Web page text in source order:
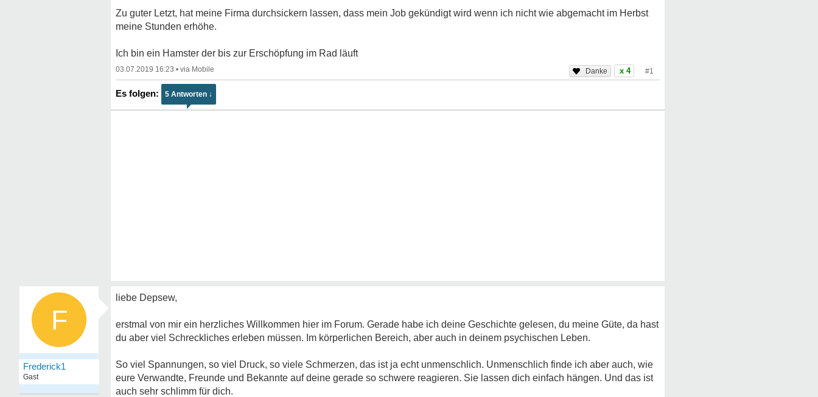
Zu guter Letzt, hat meine Firma durchsickern lassen, dass mein Job gekündigt wird wenn ich nicht wie abgemacht im Herbst
meine Stunden erhöhe.
Ich bin ein Hamster der bis zur Erschöpfung im Rad läuft
03.07.2019 16:23 • x 4 #1
5 Antworten ↓
F
Frederick1
Gast
liebe Depsew,
erstmal von mir ein herzliches Willkommen hier im Forum. Gerade habe ich deine Geschichte gelesen, du meine Güte, da hast
du aber viel Schreckliches erleben müssen. Im körperlichen Bereich, aber auch in deinem psychischen Leben.
So viel Spannungen, so viel Druck, so viele Schmerzen, das ist ja echt unmenschlich. Unmenschlich finde ich aber auch, wie
eure Verwandte, Freunde und Bekannte auf deine gerade so schwere reagieren. Sie lassen dich einfach hängen. Und das ist
auch sehr schlimm für dich.